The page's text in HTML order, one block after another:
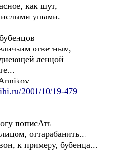
как шут,
ушами.
ответным,
ленцой
2001/10/19-479
пописАть
оттарабанить...
к примеру, бубенца...